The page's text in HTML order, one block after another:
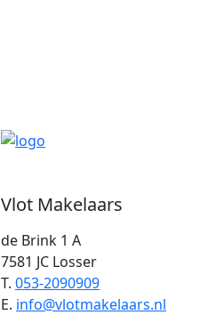
Vlot Makelaars
de Brink 1 A
7581 JC Losser
T. 053-2090909
E. info@vlotmakelaars.nl